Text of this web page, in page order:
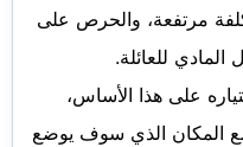
مرتفعة، والحرص على
للعائلة.
على هذا الأساس،
المكان الذي سوف يوضع